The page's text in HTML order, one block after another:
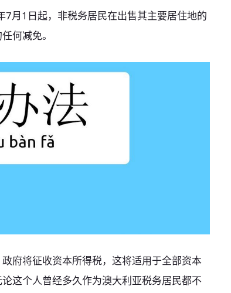
月1日起，非税务居民在出售其主要居住地的
何减免。
府将征收资本所得税，这将适用于全部资本
这个人曾经多久作为澳大利亚税务居民都不